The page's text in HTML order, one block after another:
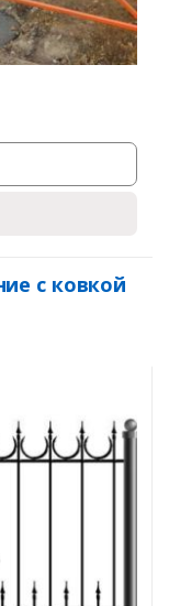
с ковкой